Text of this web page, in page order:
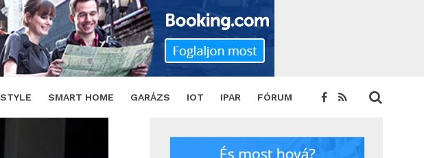
SMART HOME GARÁZS IOT IPAR FÓRUM
az AI SHARE TWEET